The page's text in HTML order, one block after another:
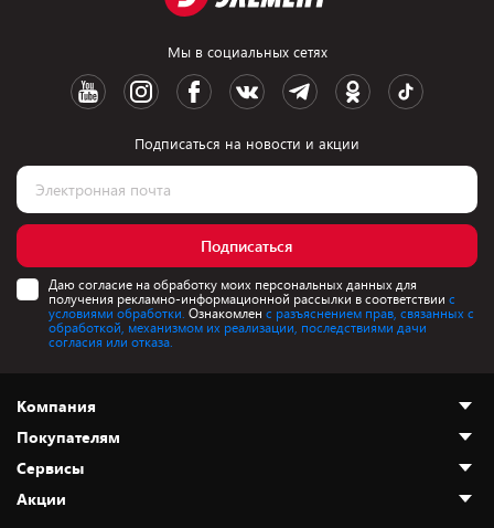
Мы в социальных сетях
Подписаться на новости и акции
Подписаться
Даю согласие на обработку моих персональных данных для
получения рекламно-информационной рассылки в соответствии с
условиями обработки. Ознакомлен с разъяснением прав, связанных с
обработкой, механизмом их реализации, последствиями дачи
согласия или отказа.
Компания
О нас
Адреса магазинов
Новости
Покупателям
Как сделать заказ
Оплата и доставка
Сервисы
Акции